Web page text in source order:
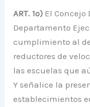
ART. 1º) El Concejo
Departamento
cumplimiento al
reductores de
las escuelas que
Y señalice la
establecimientos